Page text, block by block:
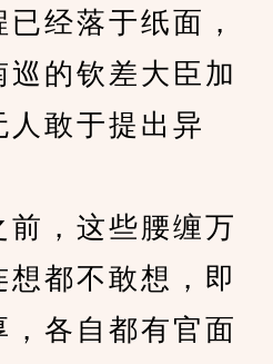
经落于纸面，
的钦差大臣加
人敢于提出异
，这些腰缠万
都不敢想，即
各自都有官面